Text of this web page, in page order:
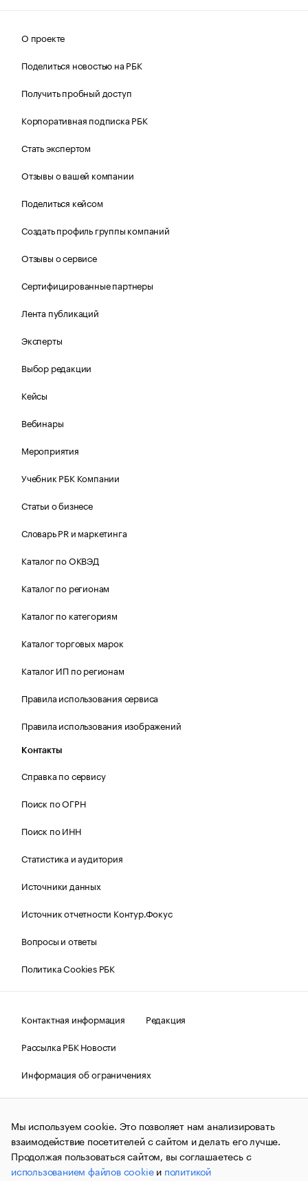
О проекте
Поделиться новостью на РБК
Получить пробный доступ
Корпоративная подписка РБК
Стать экспертом
Отзывы о вашей компании
Поделиться кейсом
Создать профиль группы компаний
Отзывы о сервисе
Сертифицированные партнеры
Лента публикаций
Эксперты
Выбор редакции
Кейсы
Вебинары
Мероприятия
Учебник РБК Компании
Статьи о бизнесе
Словарь PR и маркетинга
Каталог по ОКВЭД
Каталог по регионам
Каталог по категориям
Каталог торговых марок
Каталог ИП по регионам
Правила использования сервиса
Правила использования изображений
Контакты
Справка по сервису
Поиск по ОГРН
Поиск по ИНН
Статистика и аудитория
Источники данных
Источник отчетности Контур.Фокус
Вопросы и ответы
Политика Cookies РБК
Контактная информация
Редакция
Рассылка РБК Новости
Информация об ограничениях
Правовая информация
О соблюдении авторских прав
© АО «РОСБИЗНЕСКОНСАЛТИНГ»,1995–2026.Сообщения
и материалы информационного агентства «РБК»
(зарегистрировано Федеральной службой по надзору в сфере
связи, информационных технологий и массовых
коммуникаций (Роскомнадзор) 09.12.2015 за номером ИА
Мы используем cookie. Это позволяет нам анализировать
взаимодействие посетителей с сайтом и делать его лучше.
Продолжая пользоваться сайтом, вы соглашаетесь с
использованием файлов cookieи политикой